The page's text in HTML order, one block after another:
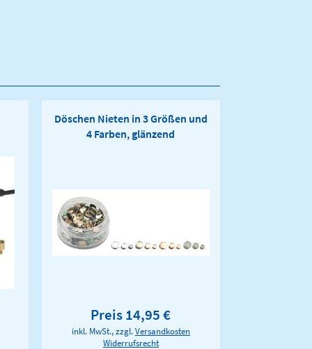
Döschen Nieten in 3 Größen und
4 Farben, glänzend
Preis 14,95 €
inkl. MwSt., zzgl.Versandkosten
Widerrufsrecht